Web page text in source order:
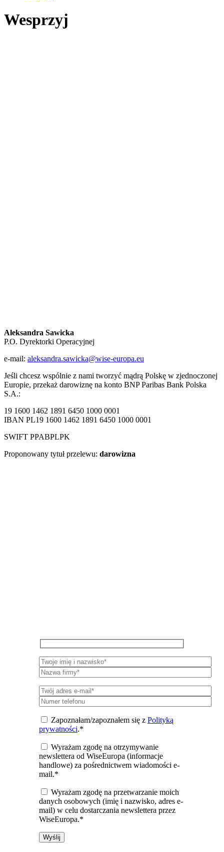
Wesprzyj
Aleksandra Sawicka
P.O. Dyrektorki Operacyjnej
e-mail: aleksandra.sawicka@wise-europa.eu
Jeśli chcesz wspólnie z nami tworzyć mądrą Polskę w zjednoczonej
Europie, przekaż darowiznę na konto BNP Paribas Bank Polska
S.A.:
19 1600 1462 1891 6450 1000 0001
IBAN PL19 1600 1462 1891 6450 1000 0001
SWIFT PPABPLPK
Proponowany tytuł przelewu: darowizna
Zapoznałam/zapoznałem się z Polityką
prywatności.*
Wyrażam zgodę na otrzymywanie
newslettera od WiseEuropa (informacje
handlowe) za pośrednictwem wiadomości e-
mail.*
Wyrażam zgodę na przetwarzanie moich
danych osobowych (imię i nazwisko, adres e-
mail) w celu dostarczania newslettera przez
WiseEuropa.*